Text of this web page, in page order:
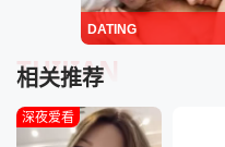
DATING
相关推荐
TUIJIAN
深夜爱看